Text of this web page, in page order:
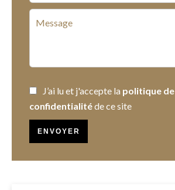
J’ai lu et j'accepte la politique de
confidentialitéde ce site
ENVOYER